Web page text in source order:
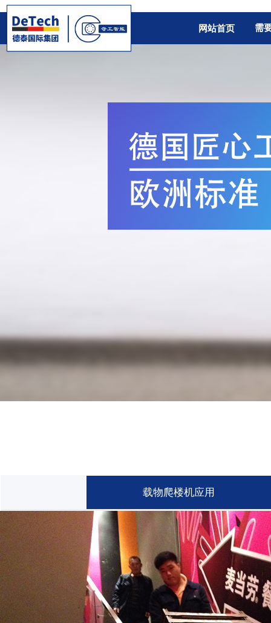
网站首页 需
载物爬楼机应用